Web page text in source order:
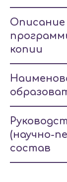
Описание
копии
(научно-
состав